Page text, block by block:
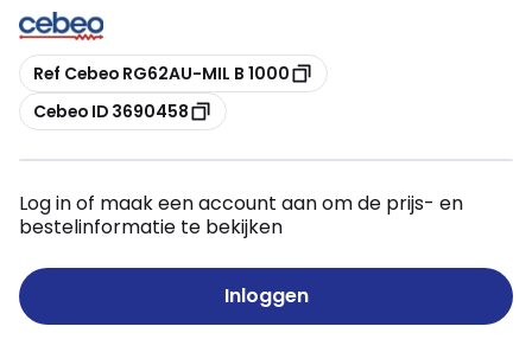
Kopiëren
Ref Cebeo RG62AU-MIL B 1000
Kopiëren
Cebeo ID 3690458
Log in of maak een account aan om de prijs- en
bestelinformatie te bekijken
Inloggen